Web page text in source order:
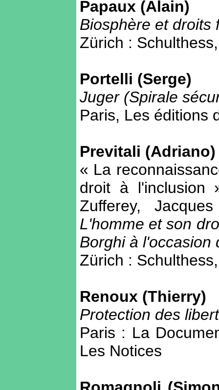
Papaux (Alain)
Biosphère et droits
Zürich :
Portelli (Serge)
Juger (Spirale
Paris, Les éditions
Previtali (Adriano)
« La
droit à
Zufferey,
L'homme et son
Borghi à l'occasion
Zürich :
Renoux (Thierry)
Protection des
Paris : La
Les Notices